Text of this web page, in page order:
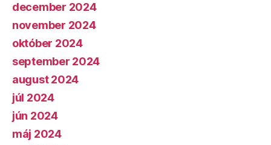
december 2024
november 2024
október 2024
september 2024
august 2024
júl 2024
jún 2024
máj 2024